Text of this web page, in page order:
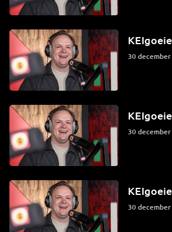
30
30
30